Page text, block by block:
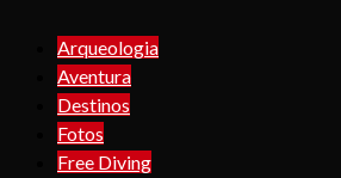
Arqueologia
Aventura
Destinos
Fotos
Free Diving